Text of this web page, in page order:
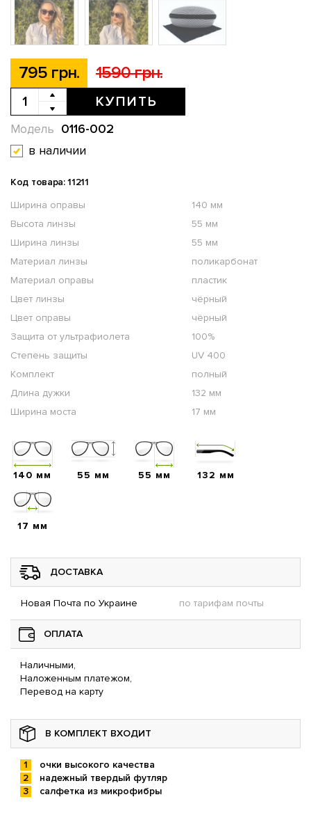
795 грн. 1590 грн.
КУПИТЬ
0116-002
Модель
в наличии
Код товара: 11211
Ширина оправы
140 мм
Высота линзы
55 мм
Ширина линзы
55 мм
Материал линзы
поликарбонат
Материал оправы
пластик
Цвет линзы
чёрный
Цвет оправы
чёрный
Защита от ультрафиолета
100%
Степень защиты
UV 400
Комплект
полный
Длина дужки
132 мм
Ширина моста
17 мм
140 мм 55 мм 55 мм 132 мм
17 мм
ДОСТАВКА
Новая Почта по Украине по тарифам почты
ОПЛАТА
Наличными,
Наложенным платежом,
Перевод на карту
В КОМПЛЕКТ ВХОДИТ
очки высокого качества
надежный твердый футляр
салфетка из микрофибры